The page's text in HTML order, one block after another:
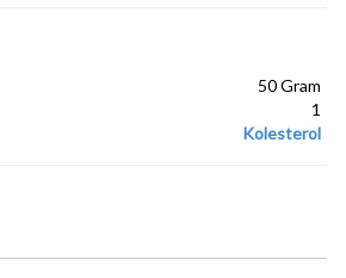
50 Gram
1
Kolesterol